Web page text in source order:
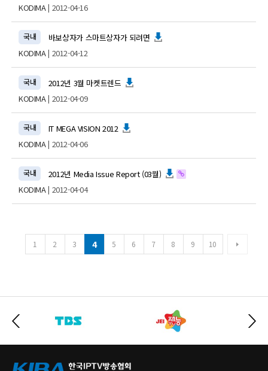
KODIMA| 2012-04-16
국내
바보상자가 스마트상자가 되려면
KODIMA| 2012-04-12
국내
2012년 3월 마켓트렌드
KODIMA| 2012-04-09
국내
IT MEGA VISION 2012
KODIMA| 2012-04-06
국내
2012년 Media Issue Report (03월)
KODIMA| 2012-04-04
1 2 3 4 5 6 7 8 9 10